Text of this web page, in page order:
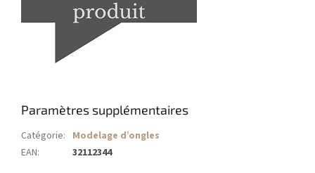
Paramètres supplémentaires
Catégorie: Modelage d’ongles
EAN: 32112344